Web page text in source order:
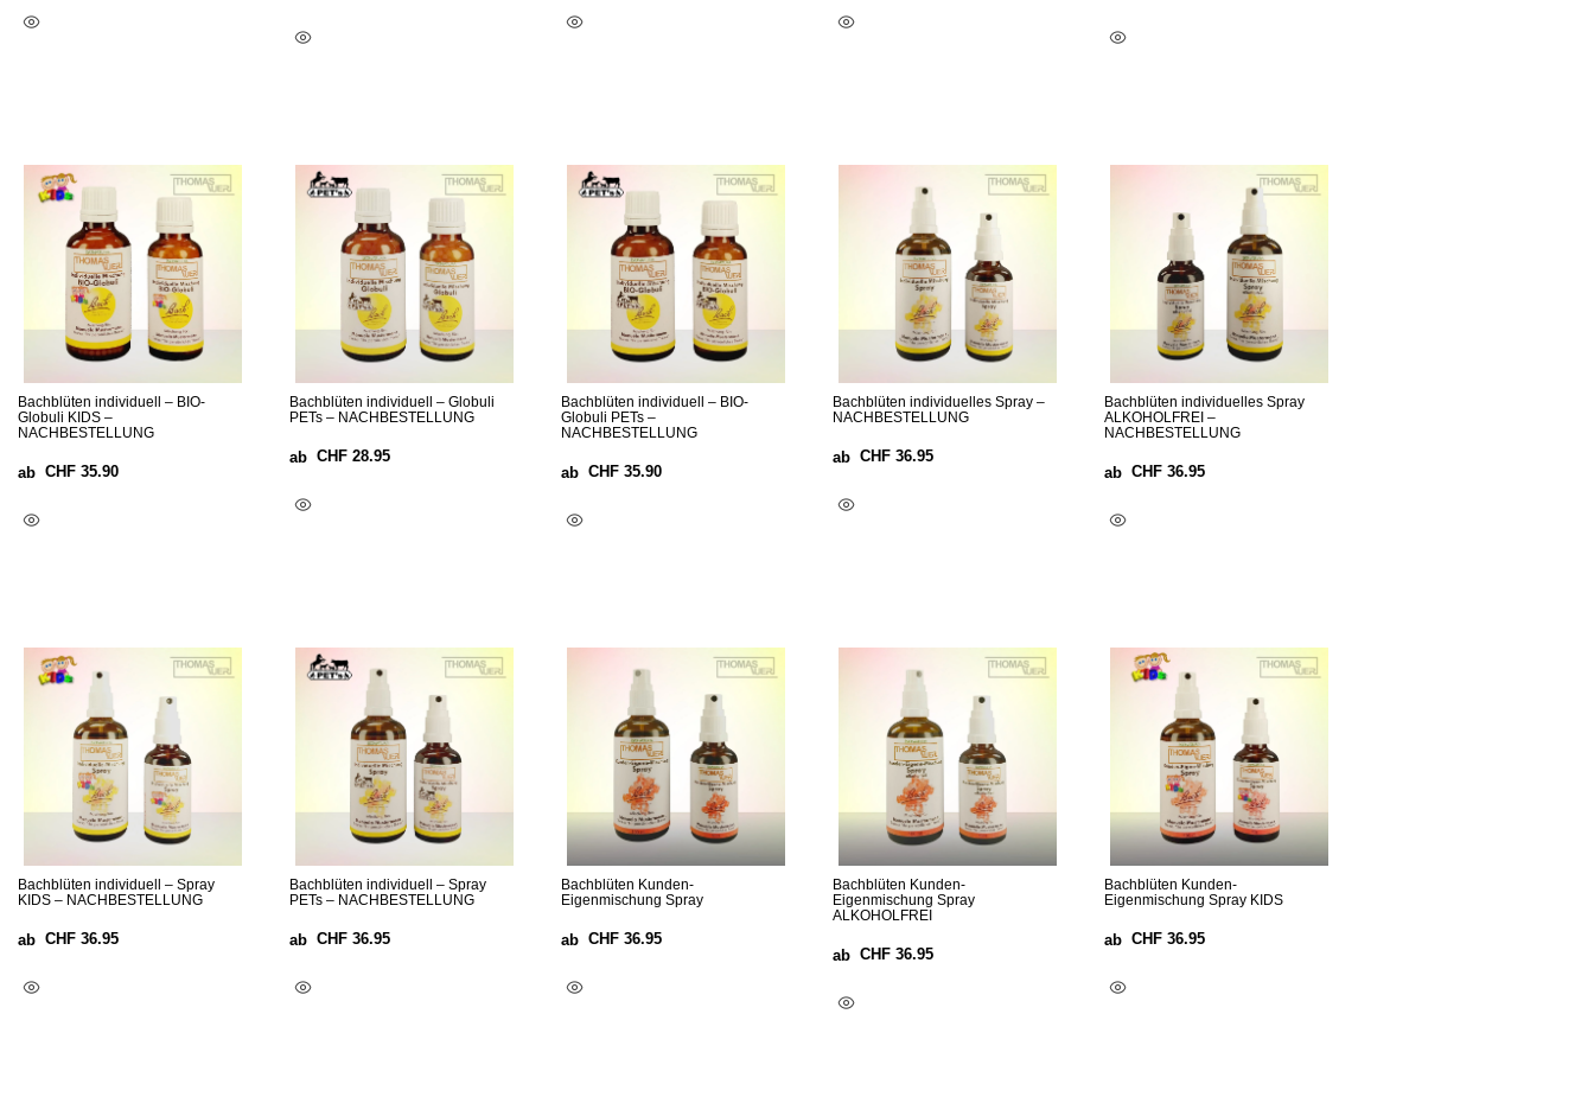
Bachblüten individuell – BIO-
Globuli KIDS –
NACHBESTELLUNG
ab CHF 35.90
Bachblüten individuell – Globuli
PETs – NACHBESTELLUNG
ab CHF 28.95
Bachblüten individuell – BIO-
Globuli PETs –
NACHBESTELLUNG
ab CHF 35.90
Bachblüten individuelles Spray –
NACHBESTELLUNG
ab CHF 36.95
Bachblüten individuelles Spray
ALKOHOLFREI –
NACHBESTELLUNG
ab CHF 36.95
Bachblüten individuell – Spray
KIDS – NACHBESTELLUNG
ab CHF 36.95
Bachblüten individuell – Spray
PETs – NACHBESTELLUNG
ab CHF 36.95
Bachblüten Kunden-
Eigenmischung Spray
ab CHF 36.95
Bachblüten Kunden-
Eigenmischung Spray
ALKOHOLFREI
ab CHF 36.95
Bachblüten Kunden-
Eigenmischung Spray KIDS
ab CHF 36.95